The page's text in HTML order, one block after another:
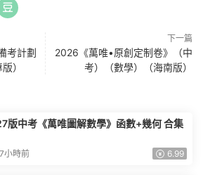
考計劃
）
下一篇
2026《萬唯•原創定制卷》（中
考）（數學）（海南版）
版中考《萬唯圖解數學》函數+幾何 合集
小時前 6.99